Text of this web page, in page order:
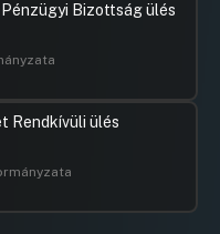
Bizottság ülés
Rendkívüli ülés